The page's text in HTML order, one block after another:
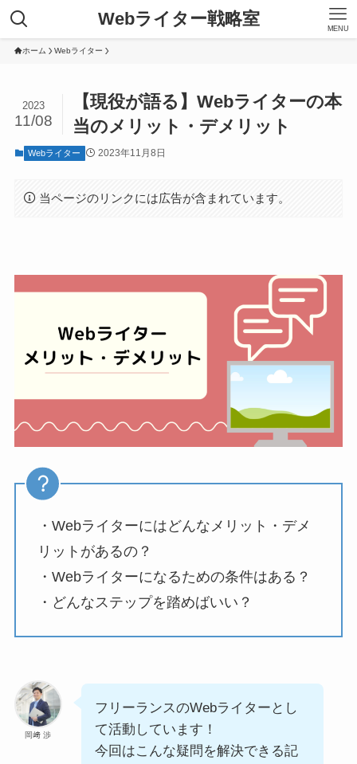
Webライター戦略室 MENU
ホーム Webライター
【現役が語る】Webライターの本
当のメリット・デメリット
2023
11/08
Webライター 2023年11月8日
当ページのリンクには広告が含まれています。
・Webライターにはどんなメリット・デメ
リットがあるの？
・Webライターになるための条件はある？
・どんなステップを踏めばいい？
岡﨑 渉
フリーランスのWebライターとし
て活動しています！
今回はこんな疑問を解決できる記